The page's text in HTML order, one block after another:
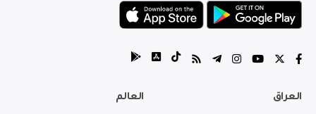
العراق العالم